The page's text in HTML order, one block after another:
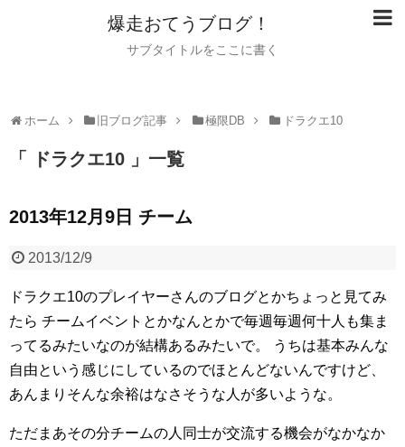
爆走おてうブログ！
サブタイトルをここに書く
ホーム 旧ブログ記事 極限DB ドラクエ10
「 ドラクエ10 」一覧
2013年12月9日 チーム
2013/12/9
ドラクエ10のプレイヤーさんのブログとかちょっと見てみ
たら チームイベントとかなんとかで毎週毎週何十人も集ま
ってるみたいなのが結構あるみたいで。
うちは基本みんな
自由という感じにしているのでほとんどないんですけど、
あんまりそんな余裕はなさそうな人が多いような。
ただまあその分チームの人同士が交流する機会がなかなか